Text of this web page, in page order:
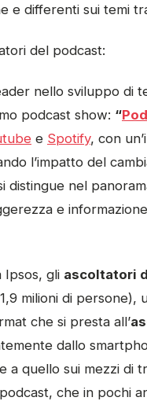
e differenti sui temi
del podcast:
nello sviluppo di
podcast show: “
e Spotify, con
l’impatto del
distingue nel
e
Ipsos, gli ascoltatori
milioni di persone),
che si presta all’
dallo
a quello sui mezzi di
che in pochi